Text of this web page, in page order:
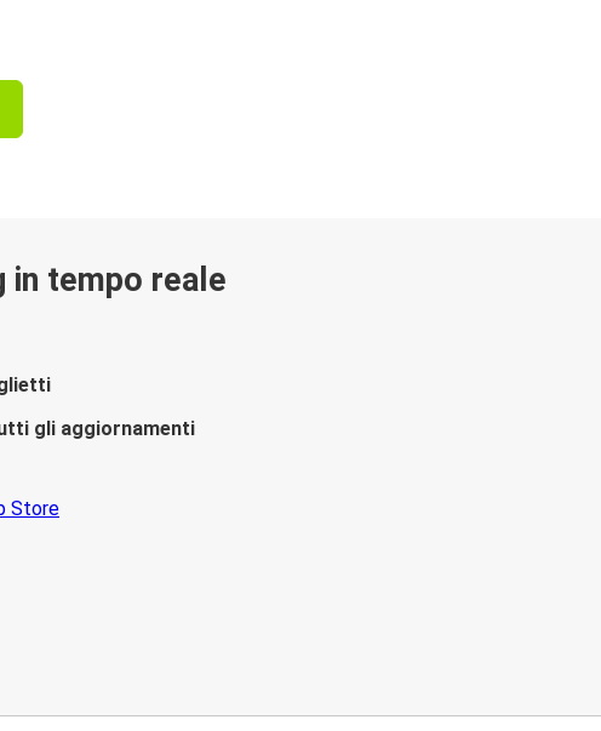
in tempo reale
gli aggiornamenti